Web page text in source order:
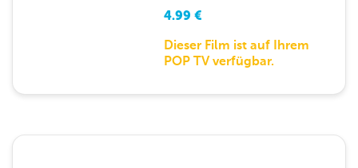
4.99 €
Dieser Film ist auf Ihrem
POP TV verfügbar.